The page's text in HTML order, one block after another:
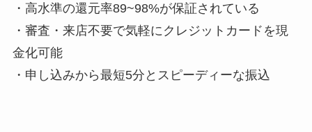
・高水準の還元率89~98%が保証されている
・審査・来店不要で気軽にクレジットカードを現
金化可能
・申し込みから最短5分とスピーディーな振込